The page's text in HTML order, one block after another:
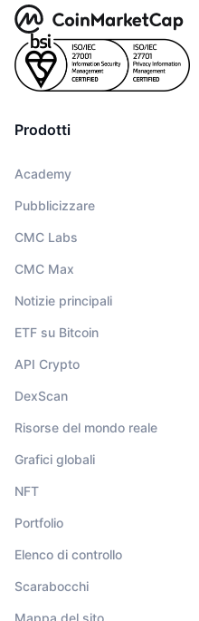
Prodotti
Academy
Pubblicizzare
CMC Labs
CMC Max
Notizie principali
ETF su Bitcoin
API Crypto
DexScan
Risorse del mondo reale
Grafici globali
NFT
Portfolio
Elenco di controllo
Scarabocchi